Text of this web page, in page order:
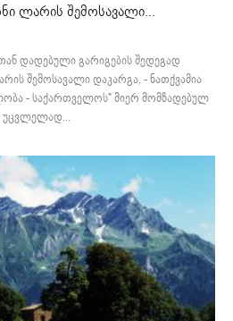
ლარის შემოსავალი...
დადებული გარიგების შედეგად
შემოსავალი დაკარგა, - ნათქვამია
- საქართველოს" მიერ მომზადებულ
უცვლელად...